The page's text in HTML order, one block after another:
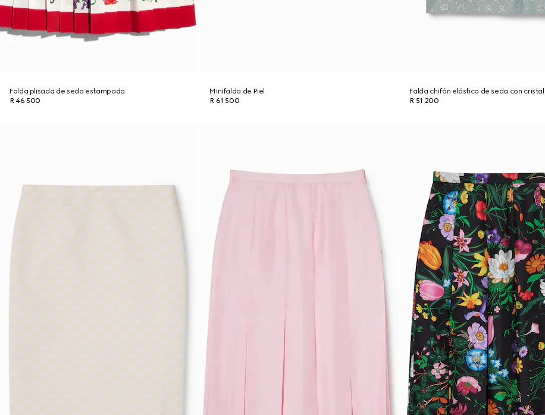
Falda plisada de seda estampada
R 46 500
Minifalda de Piel
R 61 500
Falda chifón elástico de seda con
R 51 200